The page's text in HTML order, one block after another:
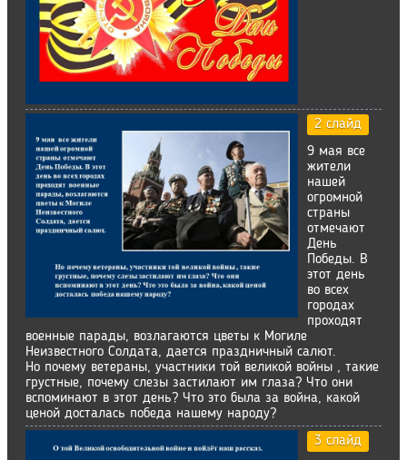
2 слайд
9 мая все
жители
нашей
огромной
страны
отмечают
День
Победы. В
этот день
во всех
городах
проходят
военные парады, возлагаются цветы к Могиле
Неизвестного Солдата, дается праздничный салют.
Но почему ветераны, участники той великой войны , такие
грустные, почему слезы застилают им глаза? Что они
вспоминают в этот день? Что это была за война, какой
ценой досталась победа нашему народу?
3 слайд